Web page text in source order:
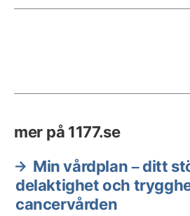
mer på 1177.se
Min vårdplan – ditt
delaktighet och
cancervården